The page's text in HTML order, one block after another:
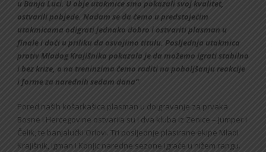
u Banja Luci. U obje utakmice smo pokazali svoj kvalitet,
ostvarili pobjede. Nadam se da ćemo u predstojećim
utakmicama odigrati jednako dobro i ostvariti plasman u
finale i doći u priliku da osvojimo titulu. Posljednja utakmica
protiv Mladog Krajišnika pokazala je da možemo igrati stabilno
i bez krize, a na treninzima ćemo raditi na poboljšanju reakcije
i forme za narednih sedam dana”
Pored naših košarkašica plasman u doigravanje za prvaka
Bosne i Hercegovine ostvarila su i dva kluba iz Zenice – Jumper i
Čelik, te banjalučki Orlovi. Tri posljednje plasirane ekipe Mladi
Krajišnik, Igman i Konjic naredne sezone igraće u nižem rangu.